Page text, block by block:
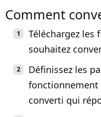
Comment
Téléchargez les
souhaitez
Définissez les
fonctionnement
converti qui